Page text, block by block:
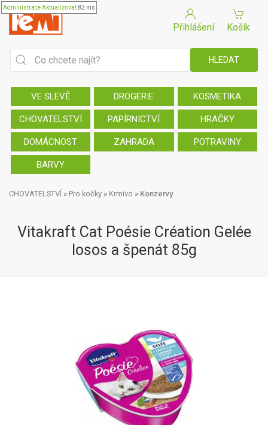
AdministraceAktualizovat82 ms
Přihlášení Košík
VE SLEVĚ DROGERIE KOSMETIKA
CHOVATELSTVÍ PAPÍRNICTVÍ HRAČKY
DOMÁCNOST ZAHRADA POTRAVINY
BARVY
CHOVATELSTVÍ » Pro kočky » Krmivo » Konzervy
Vitakraft Cat Poésie Création Gelée
losos a špenát 85g